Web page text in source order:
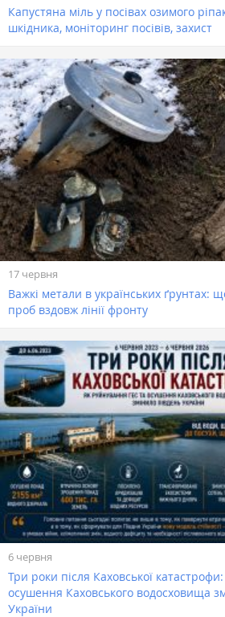
Капустяна міль у посівах озимого
шкідника, моніторинг посівів, захист
17 червня
Важкі метали в українських ґрунтах:
проб вздовж лінії фронту
6 червня
Три роки після Каховської
осушення Каховського водосховища
України